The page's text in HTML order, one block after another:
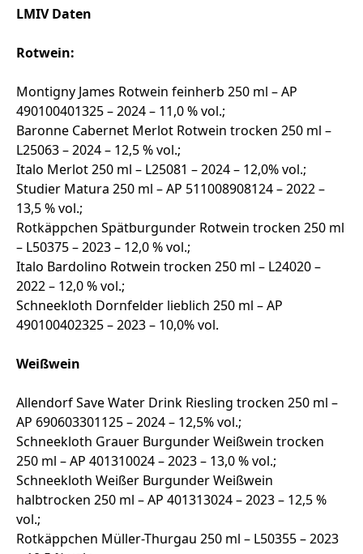
LMIV Daten
Rotwein:
Montigny James Rotwein feinherb 250 ml – AP
490100401325 – 2024 – 11,0 % vol.;
Baronne Cabernet Merlot Rotwein trocken 250 ml –
L25063 – 2024 – 12,5 % vol.;
Italo Merlot 250 ml – L25081 – 2024 – 12,0% vol.;
Studier Matura 250 ml – AP 511008908124 – 2022 –
13,5 % vol.;
Rotkäppchen Spätburgunder Rotwein trocken 250 ml
– L50375 – 2023 – 12,0 % vol.;
Italo Bardolino Rotwein trocken 250 ml – L24020 –
2022 – 12,0 % vol.;
Schneekloth Dornfelder lieblich 250 ml – AP
490100402325 – 2023 – 10,0% vol.
Weißwein
Allendorf Save Water Drink Riesling trocken 250 ml –
AP 690603301125 – 2024 – 12,5% vol.;
Schneekloth Grauer Burgunder Weißwein trocken
250 ml – AP 401310024 – 2023 – 13,0 % vol.;
Schneekloth Weißer Burgunder Weißwein
halbtrocken 250 ml – AP 401313024 – 2023 – 12,5 %
vol.;
Rotkäppchen Müller-Thurgau 250 ml – L50355 – 2023